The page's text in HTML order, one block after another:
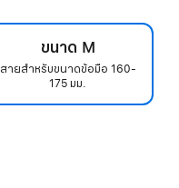
ขนาด M
สายสำหรับขนาดข้อมือ 160-
175 มม.